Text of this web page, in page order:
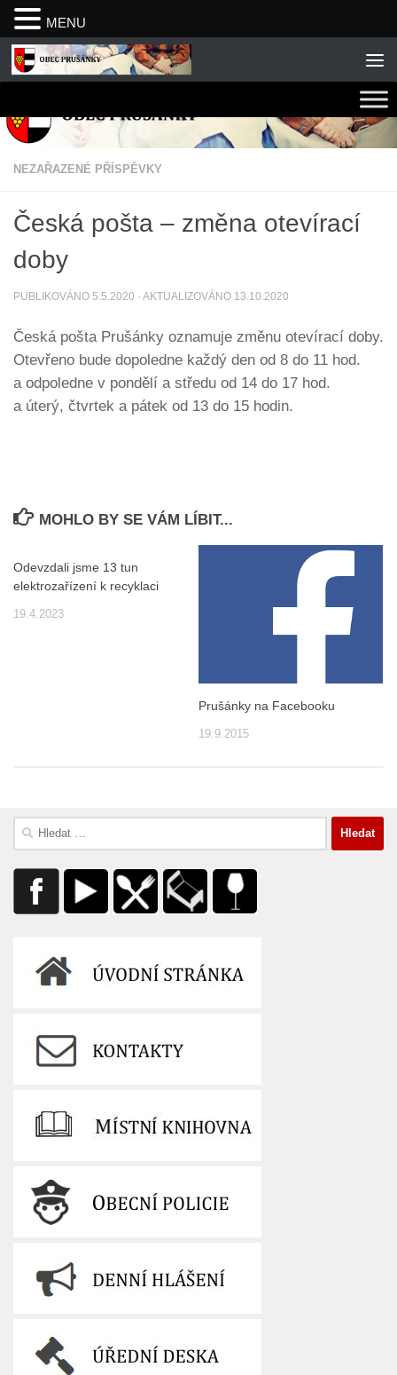
Skip to content
NEZAŘAZENÉ PŘÍSPĚVKY
Česká pošta – změna otevírací
doby
PUBLIKOVÁNO 5.5.2020 · AKTUALIZOVÁNO 13.10.2020
Česká pošta Prušánky oznamuje změnu otevírací doby.
Otevřeno bude dopoledne každý den od 8 do 11 hod.
a odpoledne v pondělí a středu od 14 do 17 hod.
a úterý, čtvrtek a pátek od 13 do 15 hodin.
MOHLO BY SE VÁM LÍBIT...
Odevzdali jsme 13 tun
elektrozařízení k recyklaci
19.4.2023
Prušánky na Facebooku
19.9.2015
Vyhledávání
MENU